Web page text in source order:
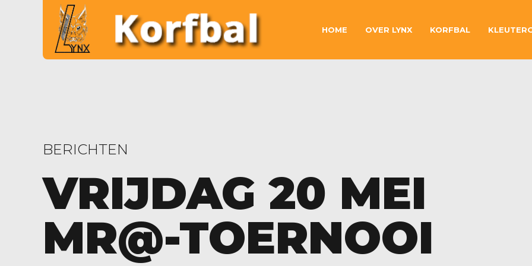
HOME OVER LYNX KORFBAL
BERICHTEN
VRIJDAG 20 MEI
MR@-TOERNOOI